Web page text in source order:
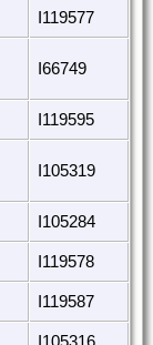
I119577
I66749
I119595
I105319
I105284
I119578
I119587
I105316